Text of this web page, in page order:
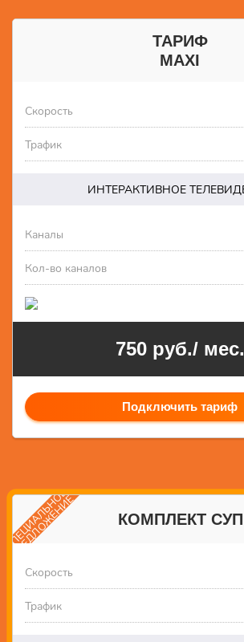
ТАРИФ
MAXI
Скорость
Трафик
ИНТЕРАКТИВНОЕ
Каналы
Кол-во каналов
750 руб./ мес.
Подключить тариф
СПЕЦИАЛЬНОЕ
ПРЕДЛОЖЕНИЕ КОМПЛЕКТ
Скорость
Трафик